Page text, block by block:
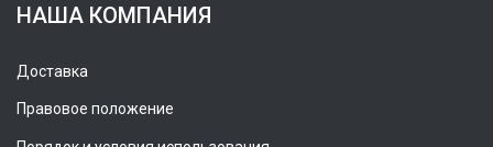
НАША КОМПАНИЯ
Доставка
Правовое положение